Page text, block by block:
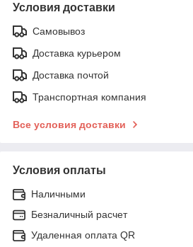
Условия доставки
Самовывоз
Доставка курьером
Доставка почтой
Транспортная компания
Все условия доставки
Условия оплаты
Наличными
Безналичный расчет
Удаленная оплата QR